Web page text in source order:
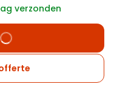
verzonden